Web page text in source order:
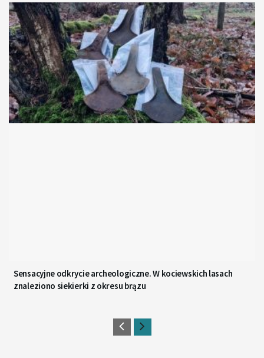
Sensacyjne odkrycie archeologiczne. W kociewskich lasach
znaleziono siekierki z okresu brązu